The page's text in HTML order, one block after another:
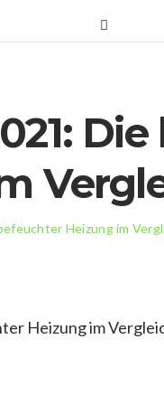
Die
Heizung im